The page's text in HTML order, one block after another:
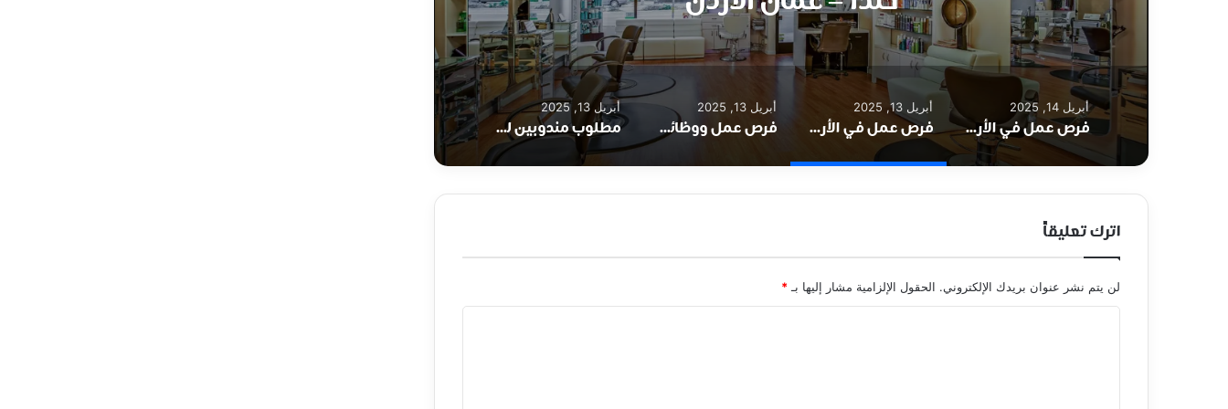
أبريل 14, 2025
فرص عمل في الأردن لدى مؤسسة نهر الأردن – Jordan River Foundation في عمان
أبريل 13, 2025
فرص عمل في الأردن لدى صالون تجميل مرموق في خلدا – عمان الأردن
أبريل 13, 2025
فرص عمل ووظائف شاغرة لدى مصنع ايسبيرج في عمان والزرقاء الأردن
أبريل 13, 2025
مطلوب مندوبين للعمل لدى شركة استيراد وتصدير ووكالات تجارية في عمان الأردن
اترك تعليقاً
لن يتم نشر عنوان بريدك الإلكتروني. الحقول الإلزامية مشار إليها بـ *